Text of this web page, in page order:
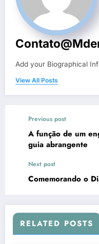
Add your Biographical
View All Posts
Previous post
A função de um
guia abrangente
Next post
Comemorando o
RELATED POSTS